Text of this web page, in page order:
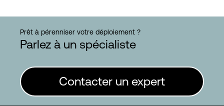
Prêt à pérenniser votre déploiement ?
Parlez à un spécialiste
Contacter un expert